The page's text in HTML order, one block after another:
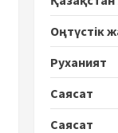
Оңтүстік
Руханият
Саясат
Саясат